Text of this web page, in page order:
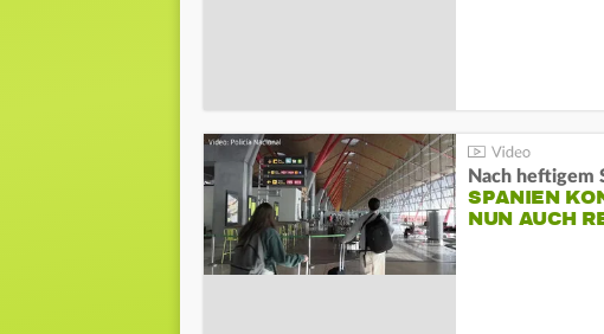
Nach heftigem
SPANIEN
NUN AUCH